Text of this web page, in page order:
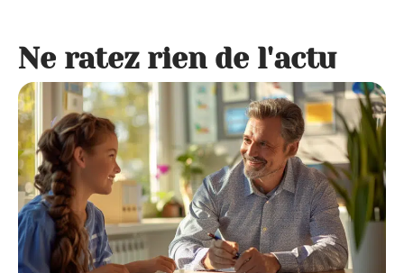
Ne ratez rien de l'actu